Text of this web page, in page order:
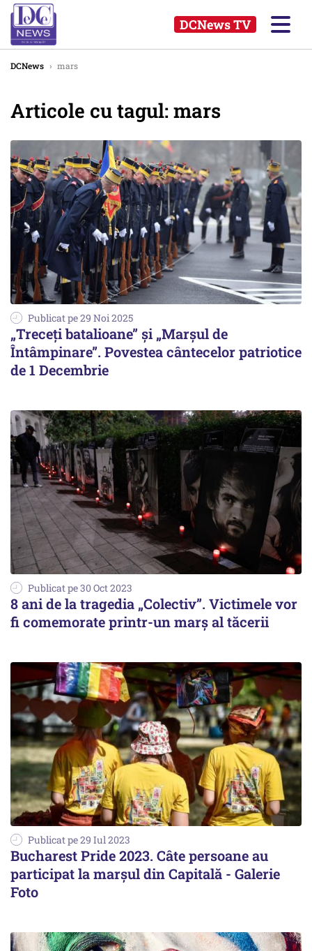
DCNews TV
DCNews › mars
Articole cu tagul: mars
Publicat pe 29 Noi 2025
„Treceți batalioane” și „Marșul de
Întâmpinare”. Povestea cântecelor patriotice
de 1 Decembrie
Publicat pe 30 Oct 2023
8 ani de la tragedia „Colectiv”. Victimele vor
fi comemorate printr-un marș al tăcerii
Publicat pe 29 Iul 2023
Bucharest Pride 2023. Câte persoane au
participat la marşul din Capitală - Galerie
Foto